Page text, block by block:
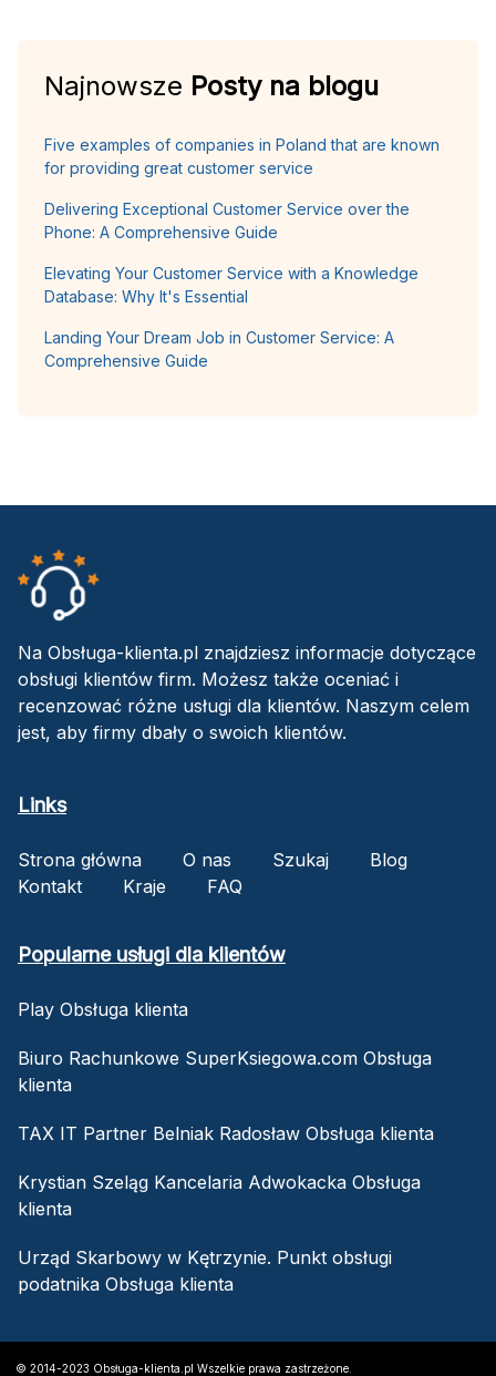
Najnowsze Posty na blogu
Five examples of companies in Poland that are known
for providing great customer service
Delivering Exceptional Customer Service over the
Phone: A Comprehensive Guide
Elevating Your Customer Service with a Knowledge
Database: Why It's Essential
Landing Your Dream Job in Customer Service: A
Comprehensive Guide
Na Obsługa-klienta.pl znajdziesz informacje dotyczące
obsługi klientów firm. Możesz także oceniać i
recenzować różne usługi dla klientów. Naszym celem
jest, aby firmy dbały o swoich klientów.
Links
Strona główna O nas Szukaj
Blog
Kontakt
Kraje FAQ
Popularne usługi dla klientów
Play Obsługa klienta
Biuro Rachunkowe SuperKsiegowa.com Obsługa
klienta
TAX IT Partner Belniak Radosław Obsługa klienta
Krystian Szeląg Kancelaria Adwokacka Obsługa
klienta
Urząd Skarbowy w Kętrzynie. Punkt obsługi
podatnika Obsługa klienta
© 2014-2023 Obsługa-klienta.pl Wszelkie prawa zastrzeżone.